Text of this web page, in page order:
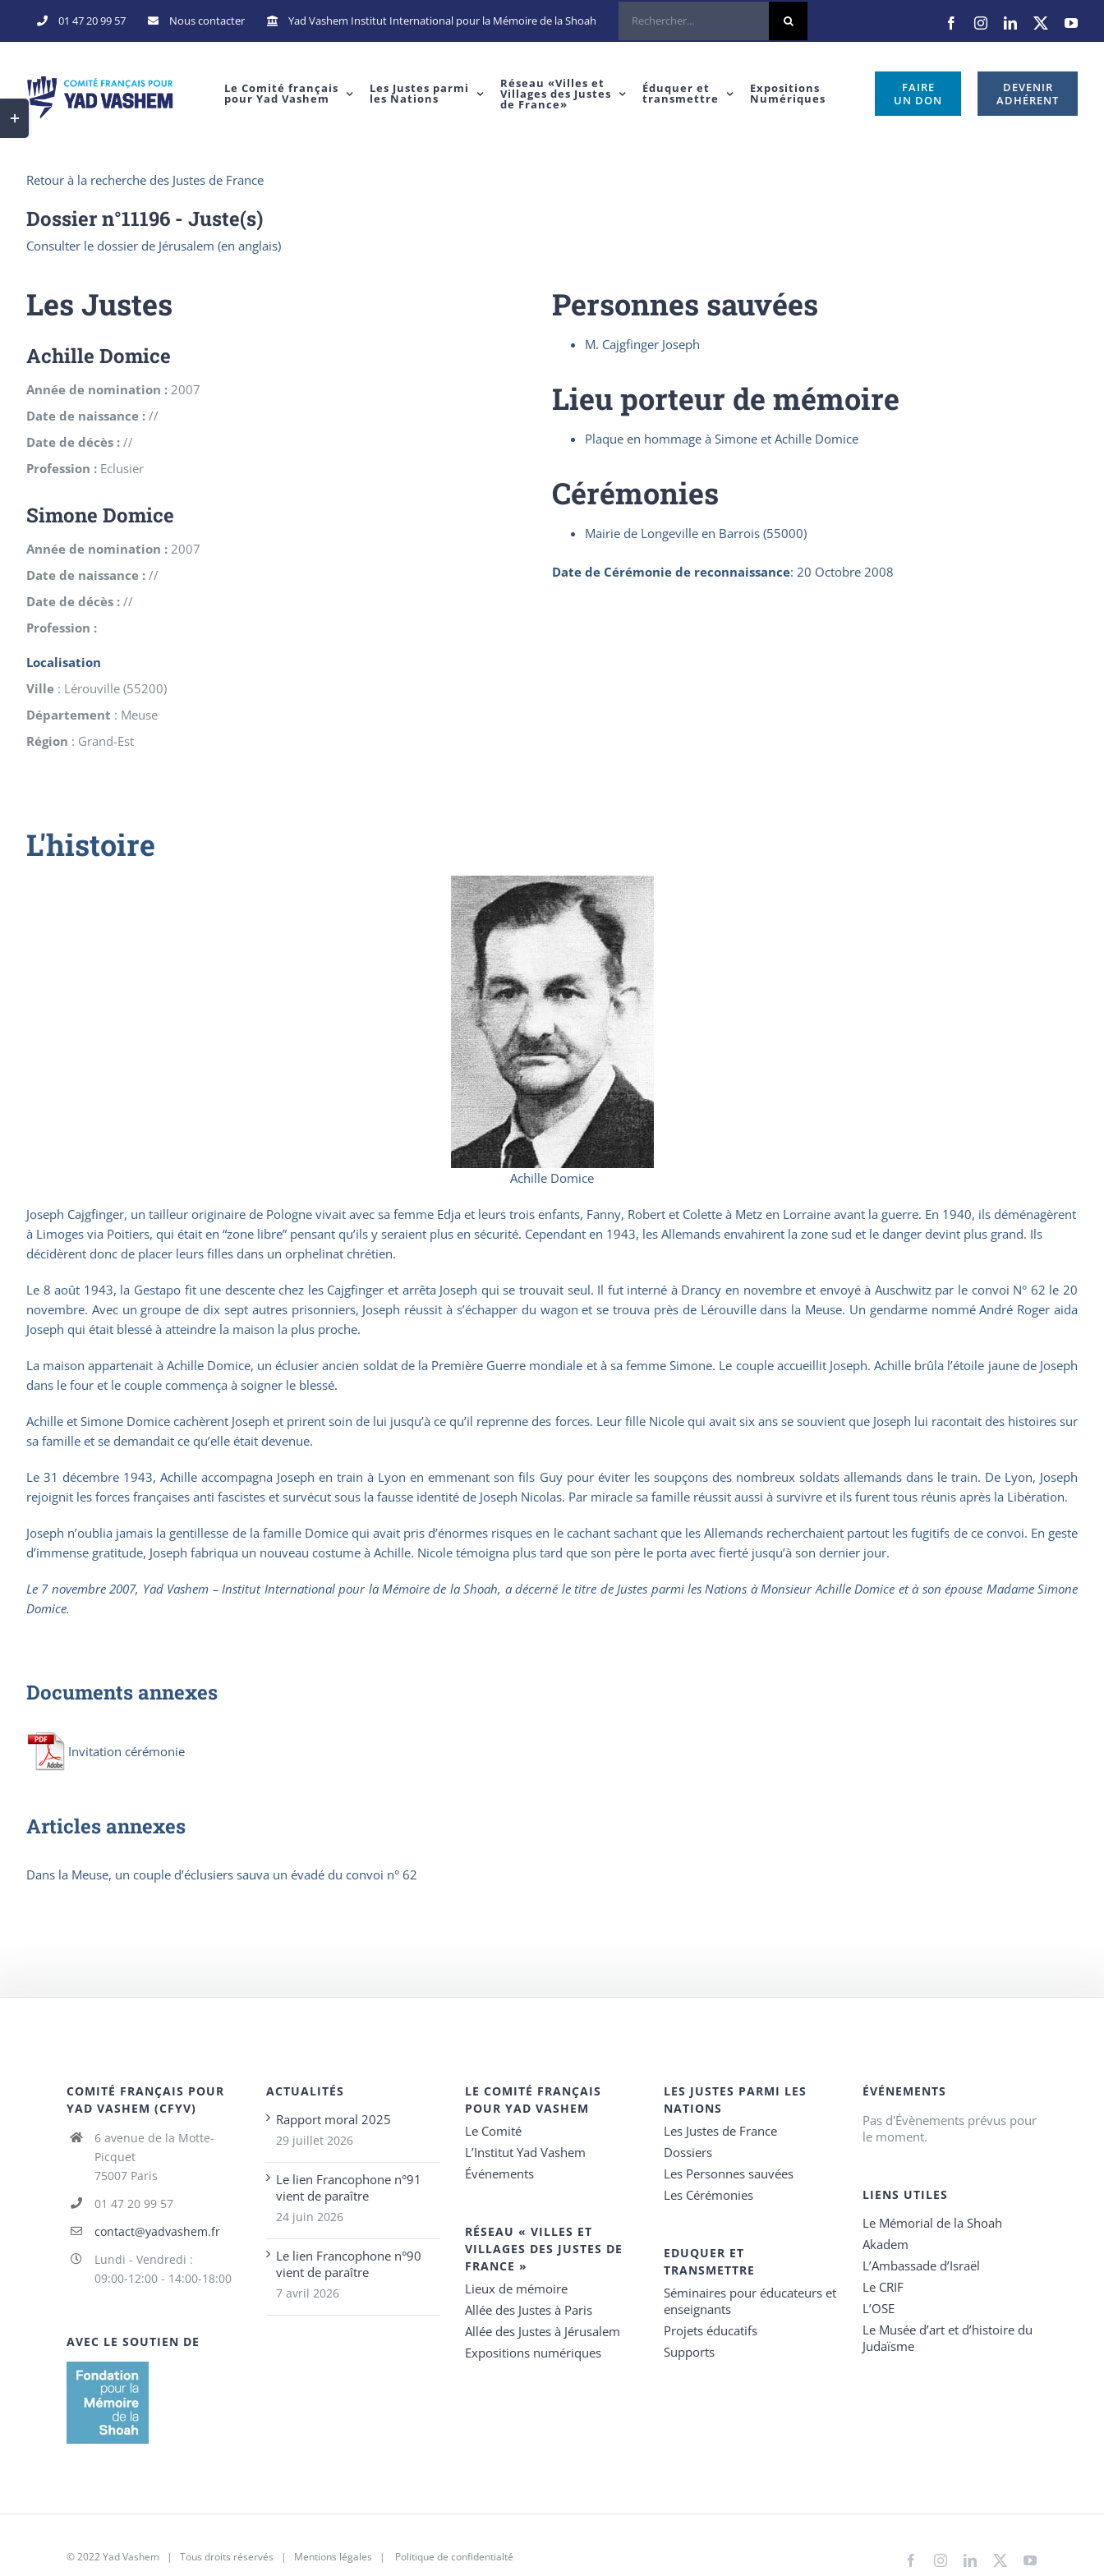
to
01 47 20 99 57 Nous contacter Yad Vashem Institut International pour la Mémoire de la Shoah Rechercher
FacebookInstagramLinkedIn
X
Le Comité français
pour Yad Vashem
Les Justes parmi
les Nations
Réseau «Villes et
Villages des Justes
de France»
Éduquer et
transmettre
Expositions
Numériques
FAIRE
UN DON
DEVENIR
ADHÉRENT
Retour à la recherche des Justes de France
Dossier n°11196 - Juste(s)
Consulter le dossier de Jérusalem (en anglais)
Les Justes
Achille Domice
Année de nomination : 2007
Date de naissance : //
Date de décès : //
Profession : Eclusier
Simone Domice
Année de nomination : 2007
Date de naissance : //
Date de décès : //
Profession :
Localisation
Ville : Lérouville (55200)
Département : Meuse
Région : Grand-Est
Personnes sauvées
M. Cajgfinger Joseph
Lieu porteur de mémoire
Plaque en hommage à Simone et Achille Domice
Cérémonies
Mairie de Longeville en Barrois (55000)
Date de Cérémonie de reconnaissance: 20 Octobre 2008
L'histoire
Achille Domice
Joseph Cajgfinger, un tailleur originaire de Pologne vivait avec sa femme Edja et leurs trois enfants, Fanny, Robert et Colette à Metz en Lorraine avant la guerre. En 1940, ils déménagèrent
à Limoges via Poitiers, qui était en “zone libre” pensant qu’ils y seraient plus en sécurité. Cependant en 1943, les Allemands envahirent la zone sud et le danger devint plus grand. Ils
décidèrent donc de placer leurs filles dans un orphelinat chrétien.
Le 8 août 1943, la Gestapo fit une descente chez les Cajgfinger et arrêta Joseph qui se trouvait seul. Il fut interné à Drancy en novembre et envoyé à Auschwitz par le convoi N° 62 le 20
novembre. Avec un groupe de dix sept autres prisonniers, Joseph réussit à s’échapper du wagon et se trouva près de Lérouville dans la Meuse. Un gendarme nommé André Roger aida
Joseph qui était blessé à atteindre la maison la plus proche.
La maison appartenait à Achille Domice, un éclusier ancien soldat de la Première Guerre mondiale et à sa femme Simone. Le couple accueillit Joseph. Achille brûla l’étoile jaune de Joseph
dans le four et le couple commença à soigner le blessé.
Achille et Simone Domice cachèrent Joseph et prirent soin de lui jusqu’à ce qu’il reprenne des forces. Leur fille Nicole qui avait six ans se souvient que Joseph lui racontait des histoires sur
sa famille et se demandait ce qu’elle était devenue.
Le 31 décembre 1943, Achille accompagna Joseph en train à Lyon en emmenant son fils Guy pour éviter les soupçons des nombreux soldats allemands dans le train. De Lyon, Joseph
rejoignit les forces françaises anti fascistes et survécut sous la fausse identité de Joseph Nicolas. Par miracle sa famille réussit aussi à survivre et ils furent tous réunis après la Libération.
Joseph n’oublia jamais la gentillesse de la famille Domice qui avait pris d’énormes risques en le cachant sachant que les Allemands recherchaient partout les fugitifs de ce convoi. En geste
d’immense gratitude, Joseph fabriqua un nouveau costume à Achille. Nicole témoigna plus tard que son père le porta avec fierté jusqu’à son dernier jour.
Le 7 novembre 2007, Yad Vashem – Institut International pour la Mémoire de la Shoah, a décerné le titre de Justes parmi les Nations à Monsieur Achille Domice et à son épouse Madame Simone
Domice.
Documents annexes
Invitation cérémonie
Articles annexes
Dans la Meuse, un couple d’éclusiers sauva un évadé du convoi n° 62
COMITÉ FRANÇAIS POUR
YAD VASHEM (CFYV)
6 avenue de la Motte-
Picquet
75007 Paris
01 47 20 99 57
contact@yadvashem.fr
Lundi - Vendredi :
09:00-12:00 - 14:00-18:00
AVEC LE SOUTIEN DE
ACTUALITÉS
Rapport moral 2025
29 juillet 2026
Le lien Francophone n°91
vient de paraître
24 juin 2026
Le lien Francophone n°90
vient de paraître
7 avril 2026
LE COMITÉ FRANÇAIS
POUR YAD VASHEM
Le Comité
L’Institut Yad Vashem
Événements
RÉSEAU « VILLES ET
VILLAGES DES JUSTES DE
FRANCE »
Lieux de mémoire
Allée des Justes à Paris
Allée des Justes à Jérusalem
Expositions numériques
LES JUSTES PARMI LES
NATIONS
Les Justes de France
Dossiers
Les Personnes sauvées
Les Cérémonies
EDUQUER ET
TRANSMETTRE
Séminaires pour éducateurs et
enseignants
Projets éducatifs
Supports
ÉVÉNEMENTS
Pas d'Évènements prévus pour
le moment.
LIENS UTILES
Le Mémorial de la Shoah
Akadem
L’Ambassade d’Israël
Le CRIF
L’OSE
Le Musée d’art et d’histoire du
Judaïsme
© 2022 Yad Vashem | Tous droits réservés | Mentions légales | Politique de confidentialté FacebookInstagramLinkedIn
X YouTube
Toggle
Sliding